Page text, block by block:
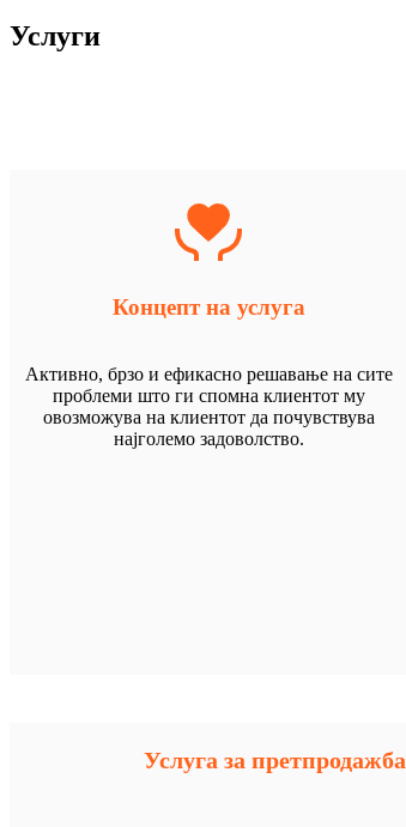
Услуги
Концепт на услуга
Активно, брзо и ефикасно решавање на сите
проблеми што ги спомна клиентот му
овозможува на клиентот да почувствува
најголемо задоволство.
Услуга за претпродажба